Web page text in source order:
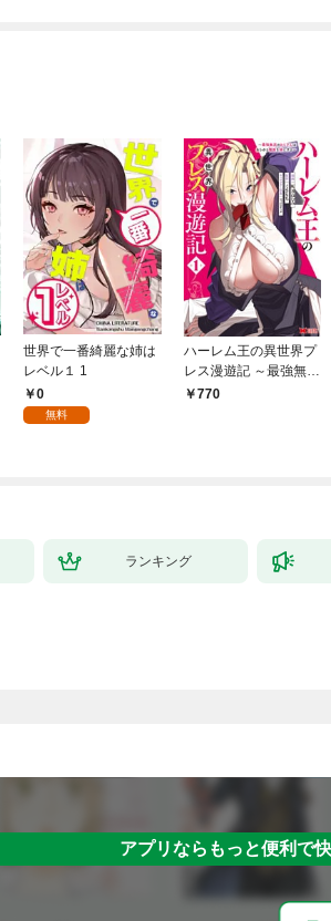
世界で一番綺麗な姉は
レベル１ 1
0
無料
ハーレム王の異世界プ
レス漫遊記 ～最強無双
のおじさんはあらゆる
770
ランキング
アプリならもっと便利で快